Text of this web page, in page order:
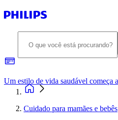
Cuidado para mamães e bebês